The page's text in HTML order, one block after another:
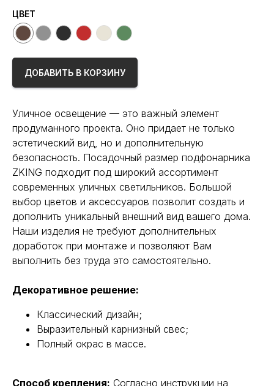
ЦВЕТ
ДОБАВИТЬ В КОРЗИНУ
Уличное освещение — это важный элемент
продуманного проекта. Оно придает не только
эстетический вид, но и дополнительную
безопасность. Посадочный размер подфонарника
ZKING подходит под широкий ассортимент
современных уличных светильников. Большой
выбор цветов и аксессуаров позволит создать и
дополнить уникальный внешний вид вашего дома.
Наши изделия не требуют дополнительных
доработок при монтаже и позволяют Вам
выполнить без труда это самостоятельно.
Декоративное решение:
Классический дизайн;
Выразительный карнизный свес;
Полный окрас в массе.
Способ крепления: Согласно инструкции на